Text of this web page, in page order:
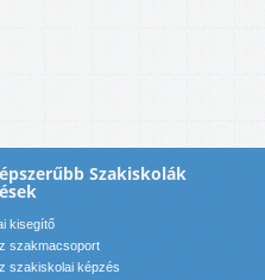
Szakiskolák
kisegítő
szakmacsoport
szakiskolai képzés